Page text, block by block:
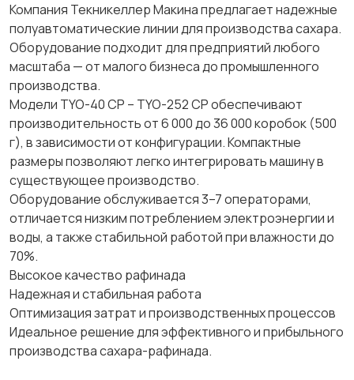
Компания Текникеллер Макина предлагает надежные
полуавтоматические линии для производства сахара.
Оборудование подходит для предприятий любого
масштаба — от малого бизнеса до промышленного
производства.
Модели TYO-40 CP – TYO-252 CP обеспечивают
производительность от 6 000 до 36 000 коробок (500
г), в зависимости от конфигурации. Компактные
размеры позволяют легко интегрировать машину в
существующее производство.
Оборудование обслуживается 3–7 операторами,
отличается низким потреблением электроэнергии и
воды, а также стабильной работой при влажности до
70%.
Высокое качество рафинада
Надежная и стабильная работа
Оптимизация затрат и производственных процессов
Идеальное решение для эффективного и прибыльного
производства сахара-рафинада.